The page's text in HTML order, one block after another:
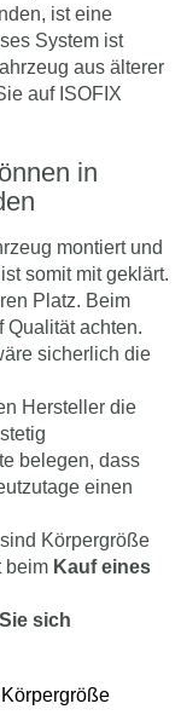
ist eine
System ist
aus älterer
auf ISOFIX
in
montiert und
somit mit geklärt.
Platz. Beim
Qualität achten.
sicherlich die
Hersteller die
belegen, dass
einen
Körpergröße
beim Kauf eines
sich